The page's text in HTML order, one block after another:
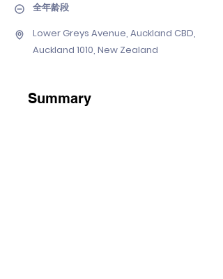
全年龄段
Lower Greys Avenue, Auckland CBD,
Auckland 1010, New Zealand
Summary